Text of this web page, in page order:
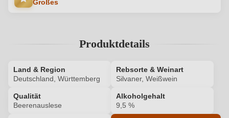
Großes
Produktdetails
Land & Region
Deutschland, Württemberg
Rebsorte & Weinart
Silvaner, Weißwein
Qualität
Beerenauslese
Alkoholgehalt
9,5 %